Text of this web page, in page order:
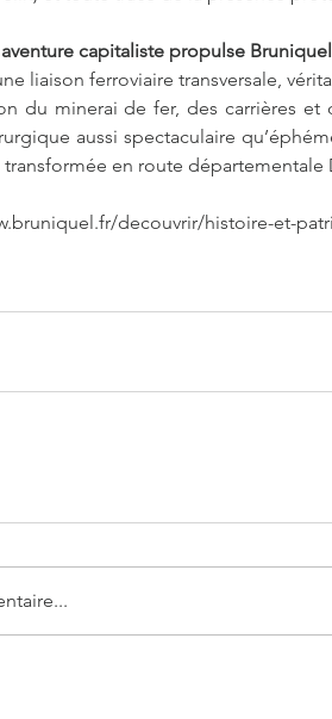
aventure capitaliste propulse
liaison ferroviaire transversale,
du minerai de fer, des carrières
aussi spectaculaire
en route départementale
decouvrir/histoire-et-